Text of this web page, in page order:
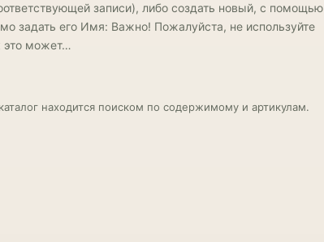
записи), либо создать новый, с помощью
задать его Имя: Важно! Пожалуйста, не используйте
это может…
находится поиском по содержимому и артикулам.